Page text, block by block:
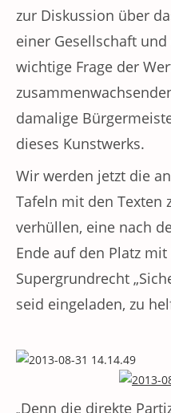
zur Diskussion über
einer Gesellschaft
wichtige Frage der
damalige
dieses Kunstwerks.
Wir werden jetzt die
Tafeln mit den Texten
verhüllen, eine nach
Ende auf den Platz
Supergrundrecht
seid eingeladen, zu
„Denn die direkte